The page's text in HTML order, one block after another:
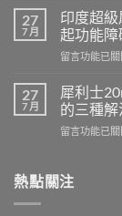
要
多
久？
完
指
南：
港
必
利
勁
可
以
犀
利
士
一
嗎？
27
7 月
印度超
起功能障
在
度
超
級
犀
全
留言功能已關
27
7 月
犀利士
的三種
在
士
20mg
留言功能已關
熱點關注